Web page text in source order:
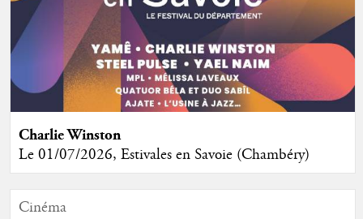
Charlie Winston
Le 01/07/2026, Estivales en Savoie (Chambéry)
Cinéma